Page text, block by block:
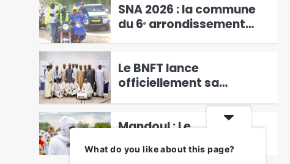
central
3
SNA 2026 : la commune
du 6ᵉ arrondissement
lance la campagne « Une
4
Le BNFT lance
officiellement sa
5
Mandoul : Le
Mahamat Saleh Abdeljelil
What do you like about this page?